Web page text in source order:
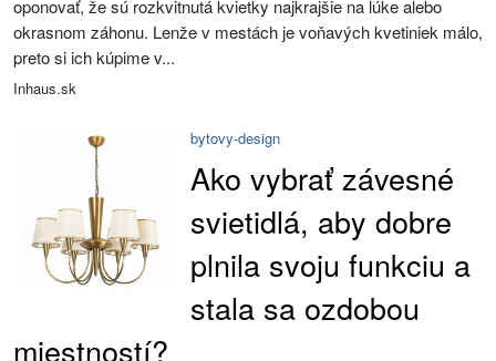
oponovať, že sú rozkvitnutá kvietky najkrajšie na lúke alebo
okrasnom záhonu. Lenže v mestách je voňavých kvetiniek málo,
preto si ich kúpime v...
Inhaus.sk
bytovy-design
Ako vybrať závesné
svietidlá, aby dobre
plnila svoju funkciu a
stala sa ozdobou
miestností?